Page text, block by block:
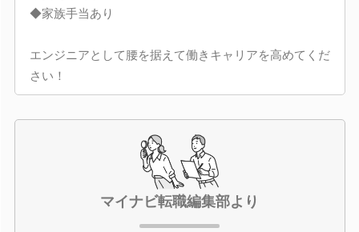
◆家族手当あり
エンジニアとして腰を据えて働きキャリアを高めてくだ
さい！
マイナビ転職編集部より